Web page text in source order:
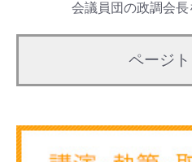
会議員団の政調会
ページ